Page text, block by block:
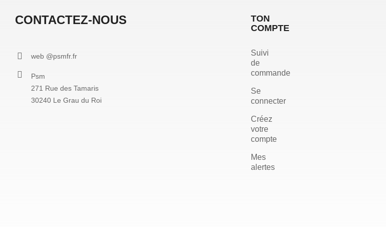
CONTACTEZ-NOUS
web @psmfr.fr
Psm
271 Rue des Tamaris
30240 Le Grau du Roi
TON
COMPTE
Suivi
de
commande
Se
connecter
Créez
votre
compte
Mes
alertes